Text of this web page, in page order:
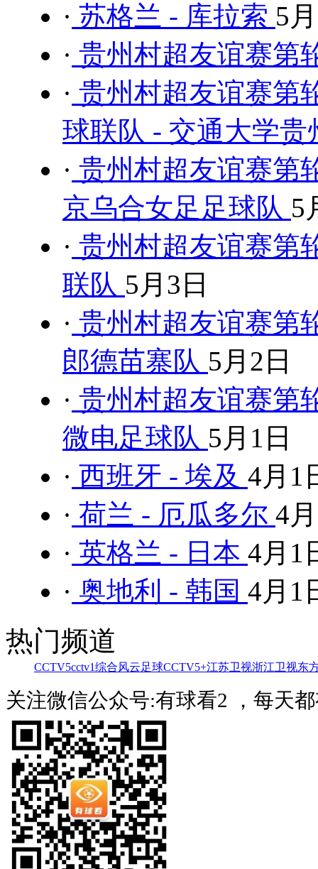
· 苏格兰 - 库拉索 5
· 贵州村超友谊赛第
· 贵州村超友谊赛第
球联队 - 交通大学
· 贵州村超友谊赛第
京乌合女足足球队 5
· 贵州村超友谊赛第
联队 5月3日
· 贵州村超友谊赛第
郎德苗寨队 5月2日
· 贵州村超友谊赛第
微电足球队 5月1日
· 西班牙 - 埃及 4月1
· 荷兰 - 厄瓜多尔 4
· 英格兰 - 日本 4月1
· 奥地利 - 韩国 4月1
热门频道
CCTV5cctv1综合风云足球CCTV5+江苏卫视浙江卫视东
关注微信公众号:有球看2 ，每天